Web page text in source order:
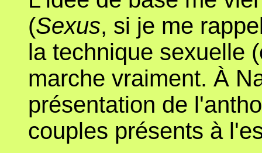
(Sexus, si je me
la technique sexuelle
marche vraiment. À
présentation de
couples présents à